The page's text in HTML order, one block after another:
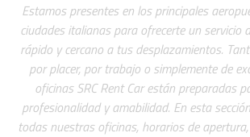
Estamos presentes en los principales
ciudades italianas para ofrecerte un servicio
rápido y cercano a tus desplazamientos.
por placer, por trabajo o simplemente de
oficinas SRC Rent Car están preparadas
profesionalidad y amabilidad. En esta
todas nuestras oficinas, horarios de